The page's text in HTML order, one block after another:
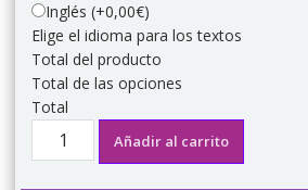
Inglés (+0,00€)
Elige el idioma para los textos
Total del producto
Total de las opciones
Total
Plantilla
Añadir al carrito